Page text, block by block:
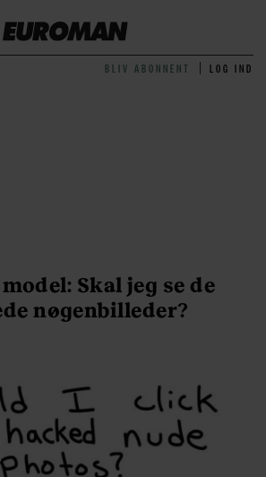
BLIV ABONNENT LOG IND
Skal jeg se de
nøgenbilleder?